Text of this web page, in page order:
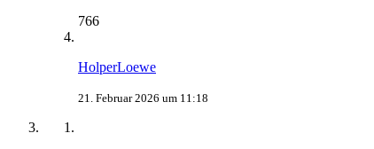
766
HolperLoewe
21. Februar 2026 um 11:18